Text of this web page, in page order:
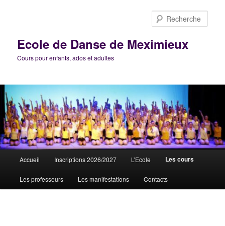
Ecole de Danse de Meximieux
Cours pour enfants, ados et adultes
principal
Accueil Inscriptions 2026/2027 L’Ecole Les cours
Les professeurs Les manifestations Contacts